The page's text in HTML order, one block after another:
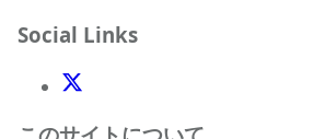
Social Links
X(Twitter)